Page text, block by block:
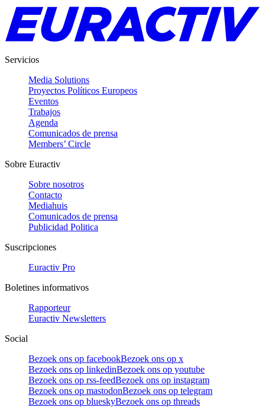
Servicios
Media Solutions
Proyectos Políticos Europeos
Eventos
Trabajos
Agenda
Comunicados de prensa
Members’ Circle
Sobre Euractiv
Sobre nosotros
Contacto
Mediahuis
Comunicados de prensa
Publicidad Politica
Suscripciones
Euractiv Pro
Boletines informativos
Rapporteur
Euractiv Newsletters
Social
Bezoek ons op facebookBezoek ons op x
Bezoek ons op linkedinBezoek ons op youtube
Bezoek ons op rss-feedBezoek ons op instagram
Bezoek ons op mastodonBezoek ons op telegram
Bezoek ons op blueskyBezoek ons op threads